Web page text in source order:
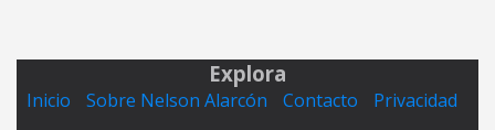
Explora
Inicio Sobre Nelson Alarcón Contacto Privacidad